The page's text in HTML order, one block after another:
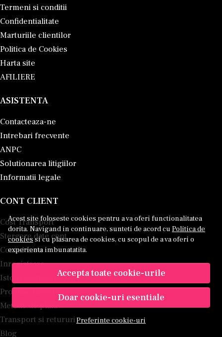
Acest site foloseste cookies pentru a va oferi functionalitatea
dorita. Navigand in continuare, sunteti de acord cu Politica de
cookiessi cu plasarea de cookies, cu scopul de a va oferi o
experienta imbunatatita.
Accepta toate cookie-urile
Doar cookie-uri esentiale
Preferinte cookie-uri
Termeni si conditii
Confidentialitate
Marturiile clientilor
Politica de Cookies
Harta site
AFILIERE
ASISTENTA
Contacteaza-ne
Intrebari frecvente
ANPC
Solutionarea litigiilor
Informatii legale
CONT CLIENT
Cost Transport
Stergere date cont
Contul meu
Inregistrare
Istoric comenzi
Produse favorite
Metode de plata
Transport si retururi
Blog